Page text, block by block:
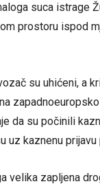
suca istrage
prostoru ispod
su uhićeni, a
da su počinili
uz kaznenu
velika zapljena